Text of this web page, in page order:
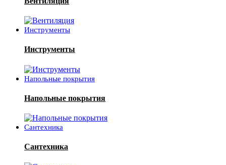
Инструменты
Инструменты
Напольные покрытия
Напольные покрытия
Сантехника
Сантехника